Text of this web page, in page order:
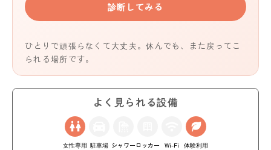
診断してみる
ひとりで頑張らなくて大丈夫。休んでも、また戻ってこ
られる場所です。
よく見られる設備
女性専用 駐車場 シャワー ロッカー Wi-Fi 体験利用